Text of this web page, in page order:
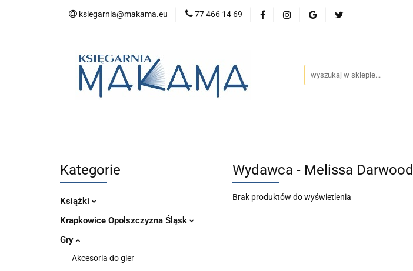
ksiegarnia@makama.eu 77 466 14 69
Kategorie Nowości Bestsellery
Kategorie
Książki
Krapkowice Opolszczyzna Śląsk
Gry
Akcesoria do gier
Wydawca - Melissa Darwood
Brak produktów do wyświetlenia